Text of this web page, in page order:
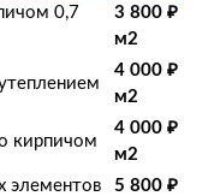
0,7
3 800 ₽
м2
4 000 ₽
м2
кирпичом
4 000 ₽
м2
элементов
5 800 ₽